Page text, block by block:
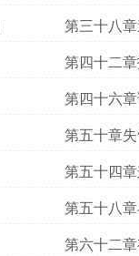
第三十八
第四十二
第四十六
第五十章
第五十四
第五十八
第六十二